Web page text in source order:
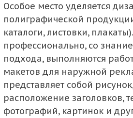
Особое место уделяется
полиграфической
каталоги, листовки,
профессионально, со
подхода, выполняются
макетов для наружной
представляет собой
расположение заголовков,
фотографий, картинок и